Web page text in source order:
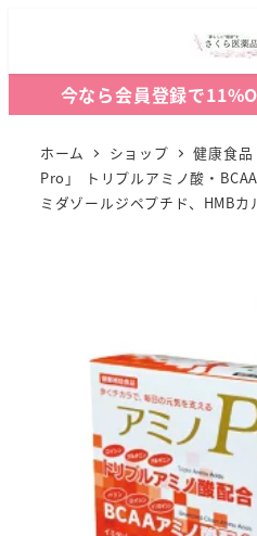
今なら会員登録で
ホーム ショップ 健康食品
Pro」 トリプルアミノ酸・
ミダゾールジペプチド、HMB